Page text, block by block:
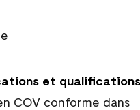
et qualifications
COV conforme dans